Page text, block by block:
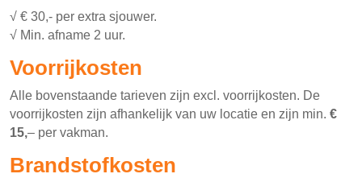
√ € 30,- per extra sjouwer.
√ Min. afname 2 uur.
Voorrijkosten
Alle bovenstaande tarieven zijn excl. voorrijkosten. De
voorrijkosten zijn afhankelijk van uw locatie en zijn min. €
15,– per vakman.
Brandstofkosten